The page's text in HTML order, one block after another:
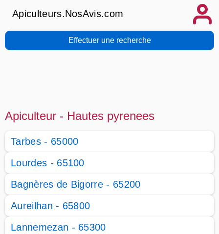
Apiculteurs.NosAvis.com
Effectuer une recherche
Apiculteur - Hautes pyrenees
Tarbes - 65000
Lourdes - 65100
Bagnères de Bigorre - 65200
Aureilhan - 65800
Lannemezan - 65300